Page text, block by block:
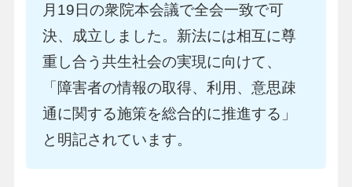
月19日の衆院本会議で全会一致で可
決、成立しました。新法には相互に尊
重し合う共生社会の実現に向けて、
「障害者の情報の取得、利用、意思疎
通に関する施策を総合的に推進する」
と明記されています。